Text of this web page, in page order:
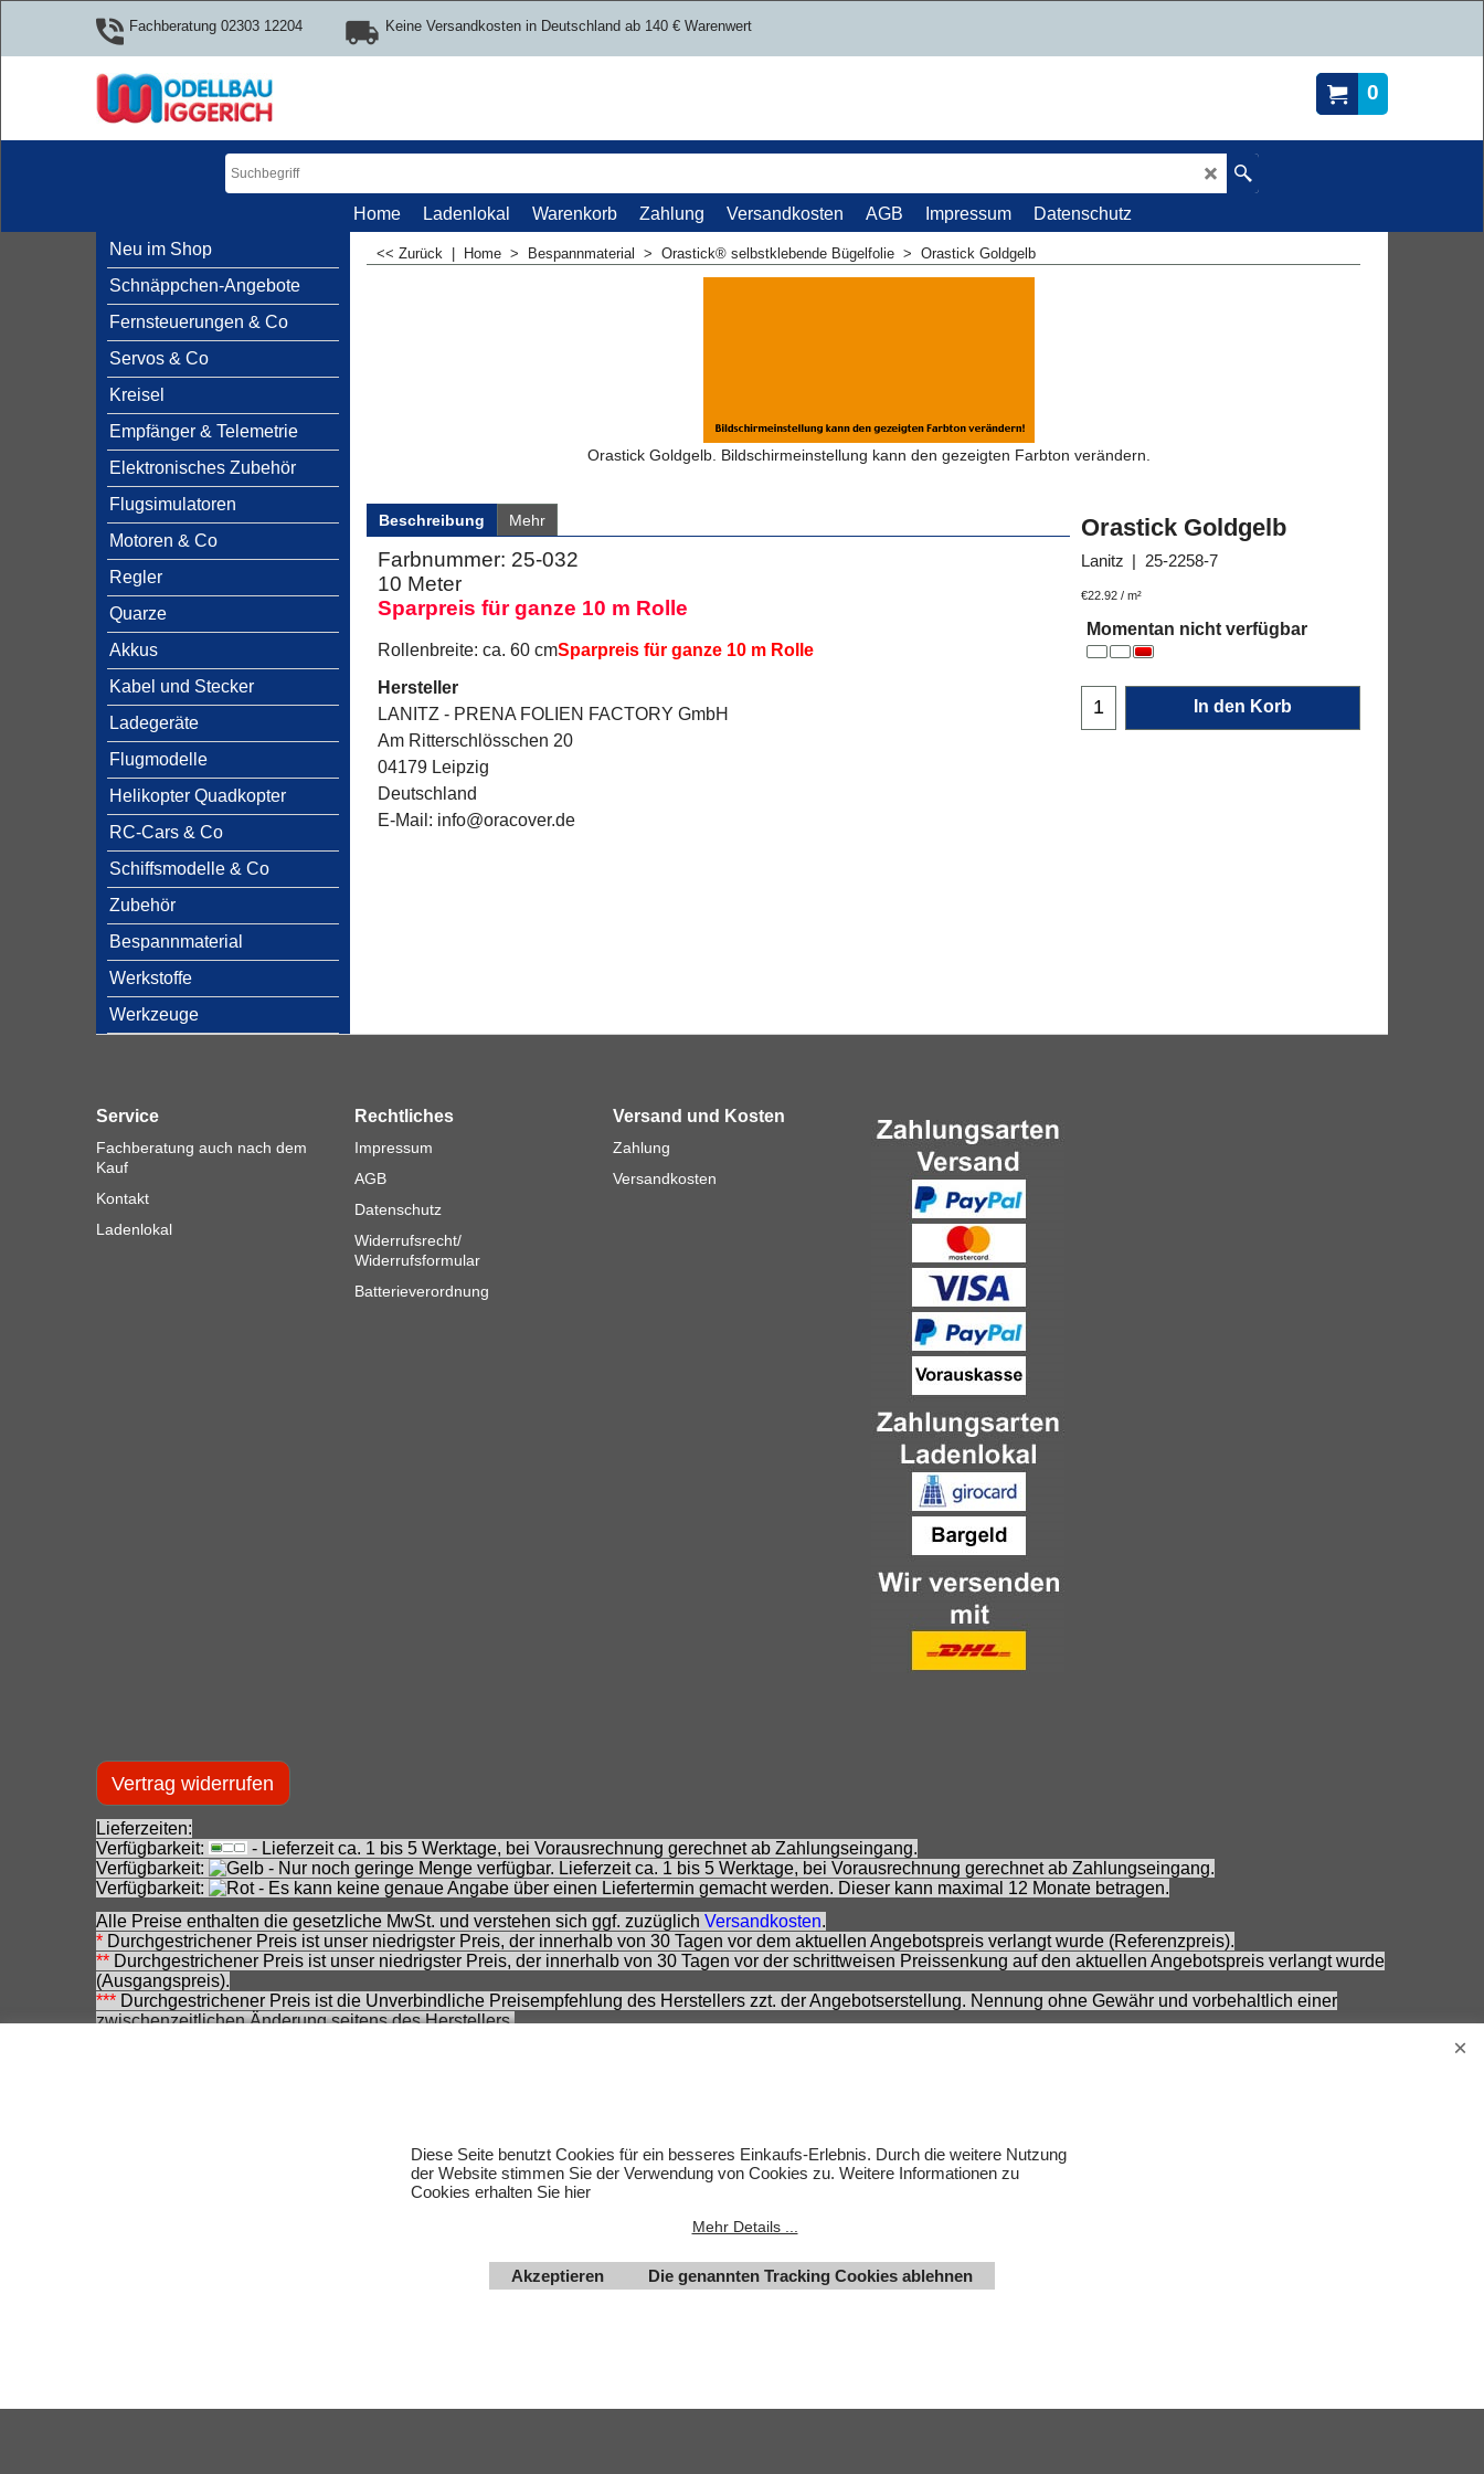
Fachberatung 02303 12204 Keine Versandkosten in Deutschland ab 140 € Warenwert
0
Home Ladenlokal Warenkorb Zahlung Versandkosten AGB Impressum
Datenschutz
Neu im Shop
Schnäppchen-Angebote
Fernsteuerungen & Co
Servos & Co
Kreisel
Empfänger & Telemetrie
Elektronisches Zubehör
Flugsimulatoren
Motoren & Co
Regler
Quarze
Akkus
Kabel und Stecker
Ladegeräte
Flugmodelle
Helikopter Quadkopter
RC-Cars & Co
Schiffsmodelle & Co
Zubehör
Bespannmaterial
Werkstoffe
Werkzeuge
<< Zurück Home > Bespannmaterial > Orastick® selbstklebende Bügelfolie > Orastick Goldgelb
Orastick Goldgelb. Bildschirmeinstellung kann den gezeigten Farbton verändern.
Orastick Goldgelb
Lanitz 25-2258-7
€137.50
€22.92/ m²
Momentan nicht verfügbar
Beschreibung Mehr
Farbnummer: 25-032
10 Meter
Sparpreis für ganze 10 m Rolle
Rollenbreite: ca. 60 cmSparpreis für ganze 10 m Rolle
Hersteller
LANITZ - PRENA FOLIEN FACTORY GmbH
Am Ritterschlösschen 20
04179 Leipzig
Deutschland
E-Mail: info@oracover.de
Service
Fachberatung auch nach dem
Kauf
Kontakt
Ladenlokal
Rechtliches
Impressum
AGB
Datenschutz
Widerrufsrecht/
Widerrufsformular
Batterieverordnung
Versand und Kosten
Zahlung
Versandkosten
Vertrag widerrufen
Lieferzeiten:
Verfügbarkeit:
- Lieferzeit ca. 1 bis 5 Werktage, bei Vorausrechnung gerechnet ab Zahlungseingang.
Verfügbarkeit:
- Nur noch geringe Menge verfügbar. Lieferzeit ca. 1 bis 5 Werktage, bei Vorausrechnung gerechnet ab Zahlungseingang.
Verfügbarkeit:
- Es kann keine genaue Angabe über einen Liefertermin gemacht werden. Dieser kann maximal 12 Monate betragen.
Alle Preise enthalten die gesetzliche MwSt. und verstehen sich ggf. zuzüglich Versandkosten.
* Durchgestrichener Preis ist unser niedrigster Preis, der innerhalb von 30 Tagen vor dem aktuellen Angebotspreis verlangt wurde (Referenzpreis).
** Durchgestrichener Preis ist unser niedrigster Preis, der innerhalb von 30 Tagen vor der schrittweisen Preissenkung auf den aktuellen Angebotspreis verlangt wurde
(Ausgangspreis).
*** Durchgestrichener Preis ist die Unverbindliche Preisempfehlung des Herstellers zzt. der Angebotserstellung. Nennung ohne Gewähr und vorbehaltlich einer
zwischenzeitlichen Änderung seitens des Herstellers.
Diese Seite benutzt Cookies für ein besseres Einkaufs-Erlebnis. Durch die weitere Nutzung
der Website stimmen Sie der Verwendung von Cookies zu. Weitere Informationen zu
Cookies erhalten Sie hier
Mehr Details ...
Akzeptieren Die genannten Tracking Cookies ablehnen